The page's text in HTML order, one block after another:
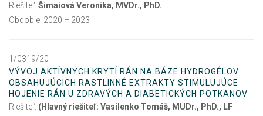
Riešiteľ: Šimaiová Veronika, MVDr., PhD.
Obdobie: 2020 – 2023
1/0319/20
VÝVOJ AKTÍVNYCH KRYTÍ RÁN NA BÁZE HYDROGÉLOV
OBSAHUJÚCICH RASTLINNÉ EXTRAKTY STIMULUJÚCE
HOJENIE RÁN U ZDRAVÝCH A DIABETICKÝCH POTKANOV
Riešiteľ: (Hlavný riešiteľ: Vasilenko Tomáš, MUDr., PhD., LF